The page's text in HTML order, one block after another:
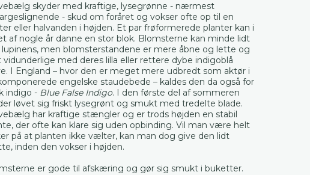
skyder med kraftige, lysegrønne - nærmest
- skud om foråret og vokser ofte op til en
eller halvanden i højden. Et par frøformerede planter kan i
af nogle år danne en stor blok. Blomsterne kan minde lidt
men blomsterstandene er mere åbne og lette og
vidunderlige med deres lilla eller rettere dybe indigoblå
I England – hvor den er meget mere udbredt som aktør i
engelske staudebede – kaldes den da også for
indigo - Blue False Indigo. I den første del af sommeren
løvet sig friskt lysegrønt og smukt med tredelte blade.
har kraftige stængler og er trods højden en stabil
der ofte kan klare sig uden opbinding. Vil man være helt
på at planten ikke vælter, kan man dog give den lidt
inden den vokser i højden.
er gode til afskæring og gør sig smukt i buketter.